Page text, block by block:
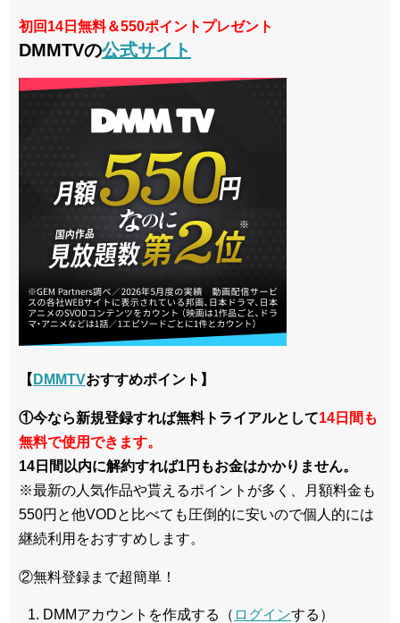
初回14日無料＆550ポイントプレゼント
DMMTVの公式サイト
【 DMMTVおすすめポイント】
①今なら新規登録すれば無料トライアルとして14日間も
無料で使用できます。
14日間以内に解約すれば1円もお金はかかりません。
※最新の人気作品や貰えるポイントが多く、月額料金も
550円と他VODと比べても圧倒的に安いので個人的には
継続利用をおすすめします。
②無料登録まで超簡単！
DMMアカウントを作成する（ ログインする）